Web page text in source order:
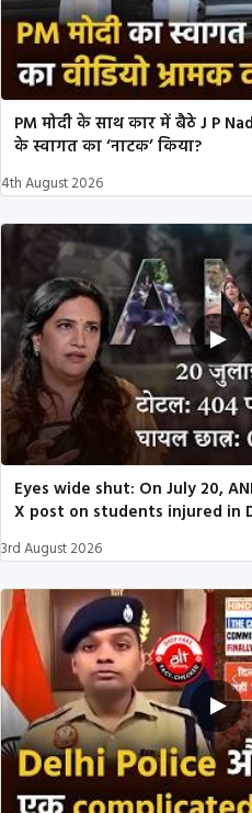
PM मोदी के साथ कार में बैठे J P
के स्वागत का ‘नाटक’ किया?
4th August 2026
Eyes wide shut: On July 20,
X post on students injured in
3rd August 2026